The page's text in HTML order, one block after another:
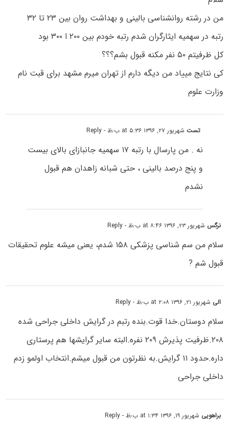
من در رشته روانشناسی بالینی و بهداشت روان بین ۲۳ تا ۳۲
رتبه در سهمیه ایثارگران شدم رتبه خودم بین ۲۰۰ ا ۳۰۰ بود
کل ظرفیتم ۵۰ نفر مکنه قبول بشم؟؟؟
کی نتایج مییاد من دیگه دارم از تهران میرم مشهد برای قبت نام
وزارت علوم
تستشهریور ۲۷, ۱۳۹۶ at ۵:۳۶ ب٫ظ - Reply
نه . من پارسال با رتبه ۱۷ سهمیه جانبازای بالای بیست
و پنج درصد بالینی ، حتی شبانه زاهدان هم قبول
نشدم
نرگس شهریور ۲۳, ۱۳۹۶ at ۸:۴۶ ب٫ظ - Reply
سلام من سم شناسی پزشکی ۱۵۸ شدم، یعنی میشه علوم تحقیقات
قبول شم ?
الی شهریور ۲۱, ۱۳۹۶ at ۲:۰۸ ب٫ظ - Reply
سلام دوستان.خدا قوت.بنده رتبم در گرایش داخلی جراحی شده
۲۰۸.ظرفیت پذیرش ۲۰۹ نفره.البته سایر گرایشها هم پرستاری
داره.حدود ۱۱ گرایش.به نظرتون من قبول میشم.انتخاب اولمو زدم
داخلی جراحی
براهویی شهریور ۱۹, ۱۳۹۶ at ۱:۳۴ ب٫ظ - Reply